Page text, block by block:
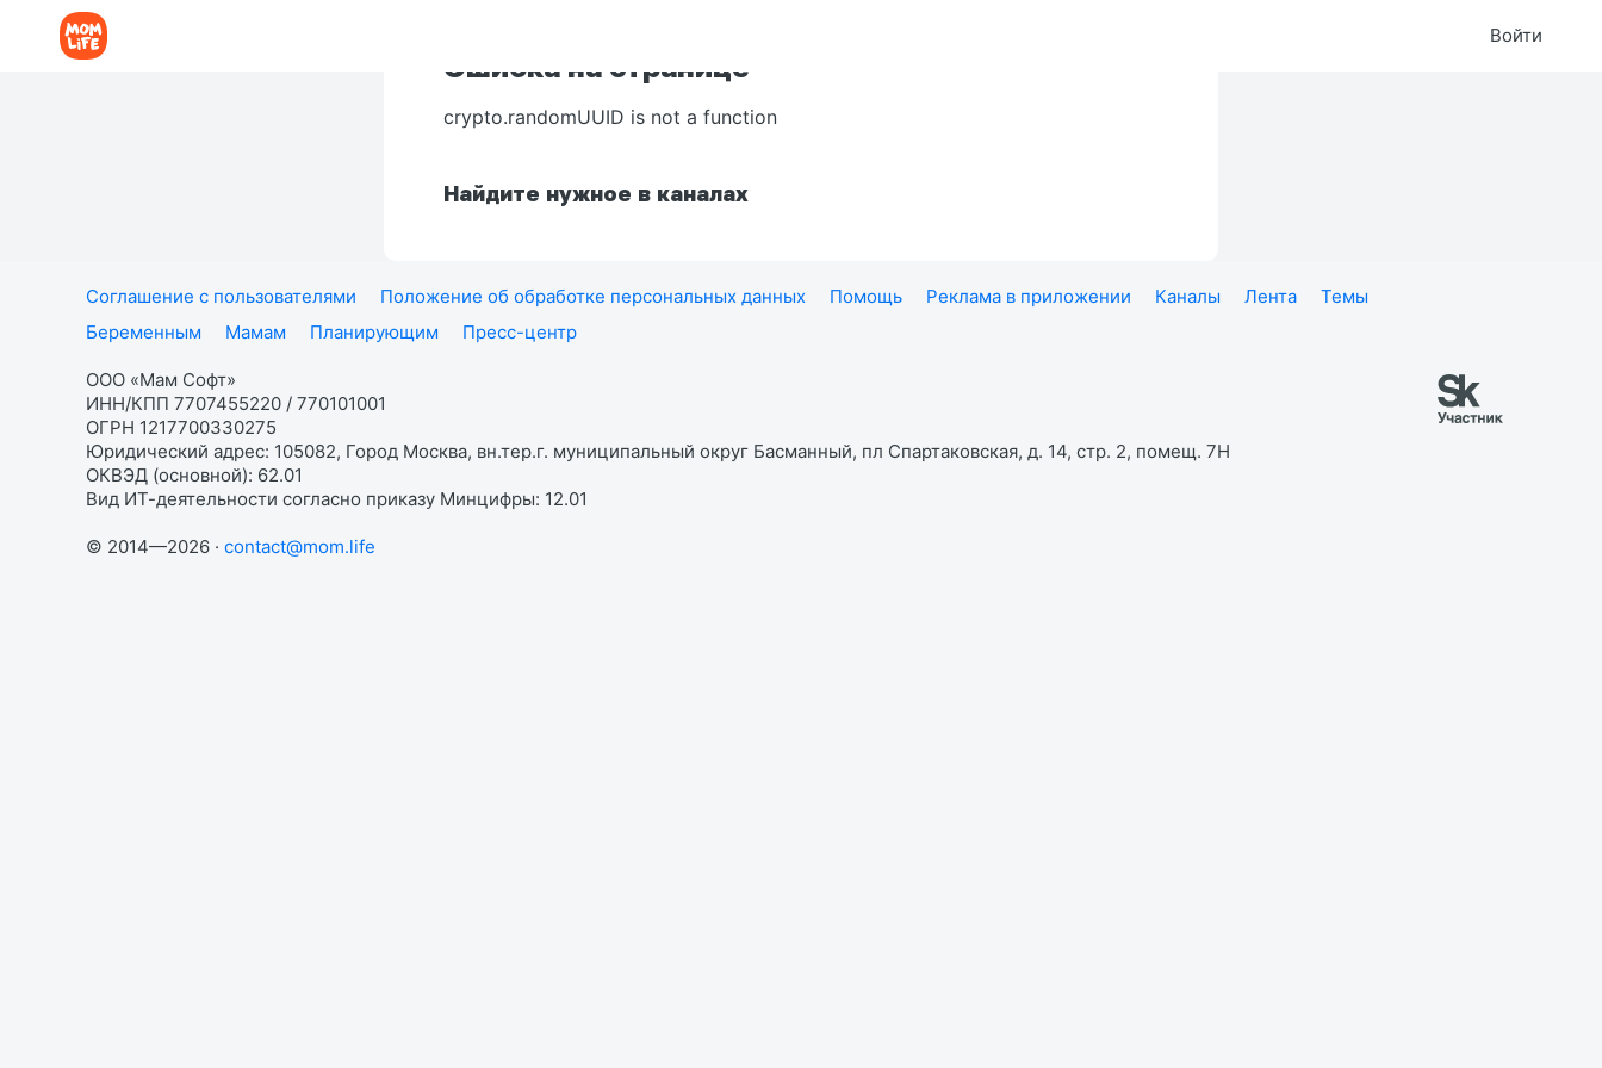
Войти
Ошибка на странице
crypto.randomUUID is not a function
Найдите нужное в каналах
Соглашение с пользователями Положение об обработке персональных данных Помощь Реклама в приложении Каналы Лента
Темы
Беременным
Мамам Планирующим Пресс-центр
ООО «Мам Софт»
ИНН/КПП 7707455220 / 770101001
ОГРН 1217700330275
Юридический адрес: 105082, Город Москва, вн.тер.г. муниципальный округ Басманный, пл Спартаковская, д. 14, стр. 2, помещ. 7Н
ОКВЭД (основной): 62.01
Вид ИТ-деятельности согласно приказу Минцифры: 12.01
© 2014—2026 · contact@mom.life